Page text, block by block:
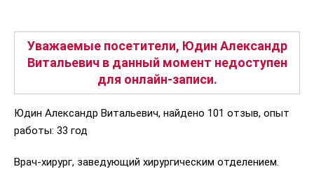
Уважаемые посетители, Юдин Александр
Витальевич в данный момент недоступен
для онлайн-записи.
Юдин Александр Витальевич, найдено 101 отзыв, опыт
работы: 33 год
Врач-хирург, заведующий хирургическим отделением.